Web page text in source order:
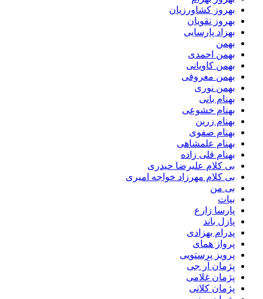
بهروز کشاورزیان
بهروز نقویان
بهزاد پارسایی
بهمن
بهمن احمدی
بهمن کاویانی
بهمن معروفی
بهمن نوری
بهنام بانی
بهنام خشوعی
بهنام زرین
بهنام صفوی
بهنام علمشاهی
بهنام قلی زاده
بی کلام علیرضا حیدری
بی کلام مهرزاد خواجه امیری
بی من
بیات
پارسا زارع
پازل باند
پدرام بهزادی
پرواز همای
پرویز پرستویی
پژمان آر جی
پژمان غلامی
پژمان کلانی